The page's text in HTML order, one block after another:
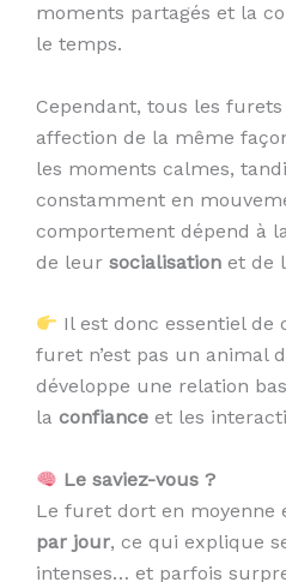
moments partagés et la
le temps.
Cependant, tous les
affection de la même
les moments calmes,
constamment en
comportement dépend à
de leur socialisation et de
Il est donc essentiel de
furet n’est pas un animal
développe une relation
la confiance et les
Le saviez-vous ?
Le furet dort en moyenne
par jour, ce qui explique
intenses… et parfois